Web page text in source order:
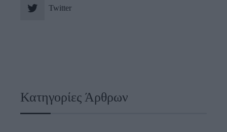
Twitter
Κατηγορίες Άρθρων